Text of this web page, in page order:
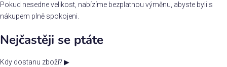
Pokud nesedne velikost, nabízíme bezplatnou výměnu, abyste byli s
nákupem plně spokojeni.
Nejčastěji se ptáte
Kdy dostanu zboží? ▶